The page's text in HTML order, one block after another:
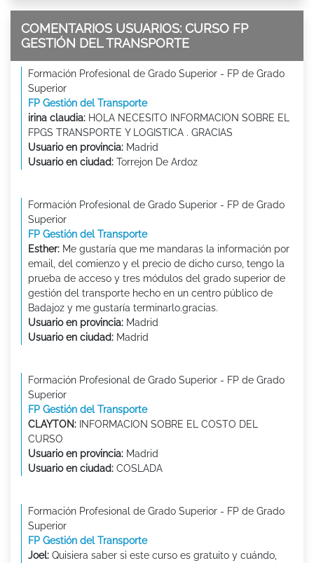
COMENTARIOS USUARIOS: CURSO FP
GESTIÓN DEL TRANSPORTE
Formación Profesional de Grado Superior - FP de Grado
Superior
FP Gestión del Transporte
irina claudia: HOLA NECESITO INFORMACION SOBRE EL
FPGS TRANSPORTE Y LOGISTICA . GRACIAS
Usuario en provincia: Madrid
Usuario en ciudad: Torrejon De Ardoz
Formación Profesional de Grado Superior - FP de Grado
Superior
FP Gestión del Transporte
Esther: Me gustaría que me mandaras la información por
email, del comienzo y el precio de dicho curso, tengo la
prueba de acceso y tres módulos del grado superior de
gestión del transporte hecho en un centro público de
Badajoz y me gustaría terminarlo.gracias.
Usuario en provincia: Madrid
Usuario en ciudad: Madrid
Formación Profesional de Grado Superior - FP de Grado
Superior
FP Gestión del Transporte
CLAYTON: INFORMACION SOBRE EL COSTO DEL
CURSO
Usuario en provincia: Madrid
Usuario en ciudad: COSLADA
Formación Profesional de Grado Superior - FP de Grado
Superior
FP Gestión del Transporte
Joel: Quisiera saber si este curso es gratuito y cuándo,